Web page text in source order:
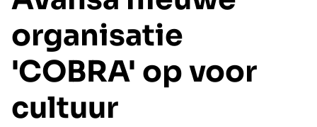
organisatie
'COBRA' op voor
cultuur